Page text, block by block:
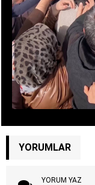
YORUMLAR
YORUM YAZ